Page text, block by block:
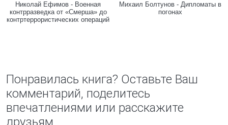
Николай Ефимов - Военная
контрразведка от «Смерша» до
контртеррористических операций
Михаил Болтунов - Дипломаты в
погонах
Понравилась книга? Оставьте Ваш
комментарий, поделитесь
впечатлениями или расскажите
друзьям